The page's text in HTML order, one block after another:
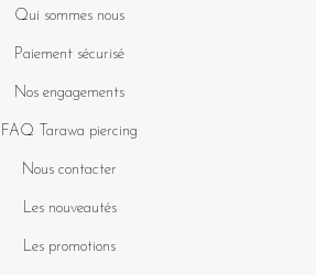
Qui sommes nous
Paiement sécurisé
Nos engagements
FAQ Tarawa piercing
Nous contacter
Les nouveautés
Les promotions